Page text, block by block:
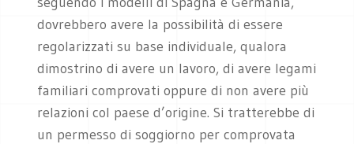
dovrebbero avere la possibilità di essere
regolarizzati su base individuale, qualora
dimostrino di avere un lavoro, di avere legami
familiari comprovati oppure di non avere più
relazioni col paese d’origine. Si tratterebbe di
un permesso di soggiorno per comprovata